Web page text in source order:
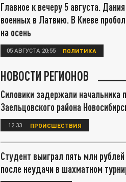
Главное к вечеру 5 августа.
военных в Латвию. В Киеве
на осень
05 АВГУСТА 20:55 ПОЛИТИКА
НОВОСТИ РЕГИОНОВ
Силовики задержали начальника
Заельцовского района
12:33 ПРОИСШЕСТВИЯ
Студент выиграл пять млн
после неудачи в шахматном